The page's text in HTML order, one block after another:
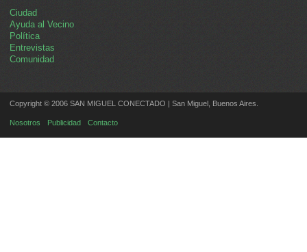
Ciudad
Ayuda al Vecino
Política
Entrevistas
Comunidad
Copyright © 2006 SAN MIGUEL CONECTADO | San Miguel, Buenos Aires.
Nosotros Publicidad Contacto